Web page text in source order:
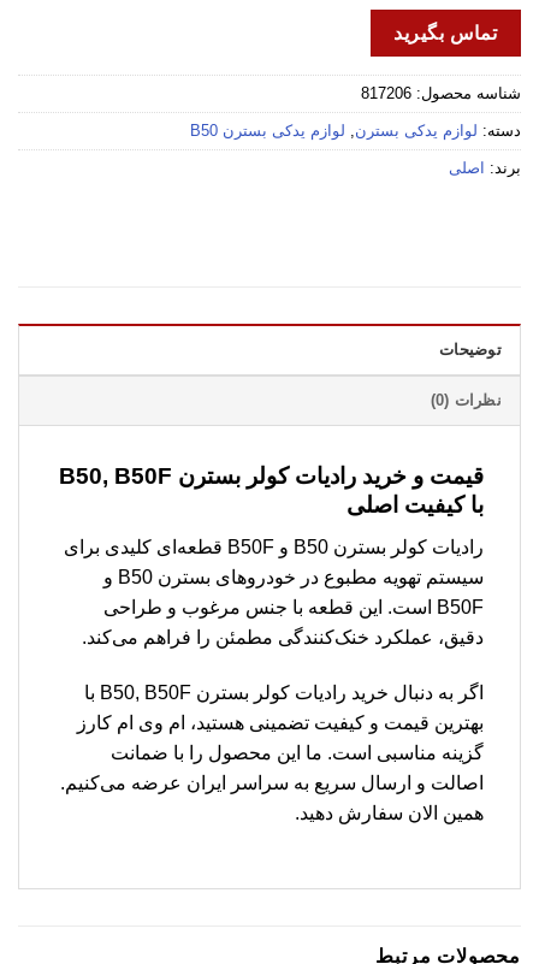
تماس بگیرید
شناسه محصول: 817206
دسته: لوازم یدکی بسترن, لوازم یدکی بسترن B50
برند: اصلی
توضیحات
نظرات (0)
قیمت و خرید رادیات کولر بسترن B50, B50F
با کیفیت اصلی
رادیات کولر بسترن B50 و B50F قطعه‌ای کلیدی برای
سیستم تهویه مطبوع در خودروهای بسترن B50 و
B50F است. این قطعه با جنس مرغوب و طراحی
دقیق، عملکرد خنک‌کنندگی مطمئن را فراهم می‌کند.
اگر به دنبال خرید رادیات کولر بسترن B50, B50F با
بهترین قیمت و کیفیت تضمینی هستید، ام وی ام کارز
گزینه مناسبی است. ما این محصول را با ضمانت
اصالت و ارسال سریع به سراسر ایران عرضه می‌کنیم.
همین الان سفارش دهید.
محصولات مرتبط